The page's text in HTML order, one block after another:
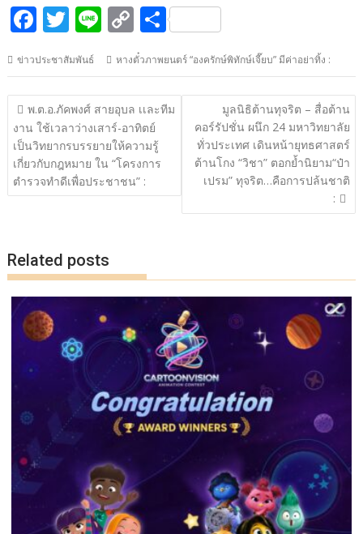
F
e
b
o
o
k
T
itt
er
Li
e
C
o
p
y
Li
n
k
S
ar
e
ข่าวประชาสัมพันธ์ หางตั๋วภาพยนตร์ “องครักษ์พิทักษ์เจี๊ยบ” มีค่าอย่าทิ้ง :
แนะแนว
เรื่อง
พ.ต.อ.ภัคพงศ์ สายอุบล เเละทีม
งาน ใช้เวลาว่างเสาร์-อาทิตย์
เป็นวิทยากรบรรยายให้ความรู้
เกี่ยวกับกฎหมาย ใน “โครงการ
ตำรวจทำดีเพื่อประชาชน” :
มูลนิธิต้านทุจริต – สื่อต้าน
คอร์รัปชั่น ผนึก 24 มหาวิทยาลัย
ทั่วประเทศ เดินหน้ายุทธศาสตร์
ต้านโกง “วิชา” ตอกย้ำนิยาม“ป๋า
เปรม” ทุจริต…คือการปล้นชาติ
:
Related posts